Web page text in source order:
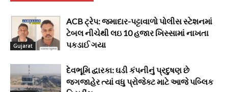
Gujarat
ACB ટ્રેપ: જમાદાર-પટ્ટાવાળો પોલીસ સ્ટેશનમાં
ટેબલ નીચેથી લઇ 10 હજાર ખિસ્સામાં નાખતા
પકડાઈ ગયા
દેવભૂમિ દ્વારકા: ઘડી કંપનીનું પ્રદુષણ છે
જગજાહેર ત્યાં વધુ પ્રોજેક્ટ માટે આજે પબ્લિક